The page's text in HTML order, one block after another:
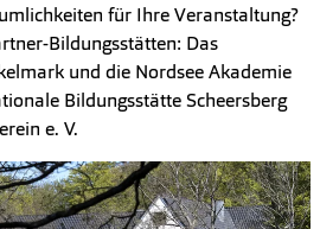
für Ihre Veranstaltung?
Bildungsstätten: Das
und die Nordsee Akademie
Bildungsstätte Scheersberg
e. V.